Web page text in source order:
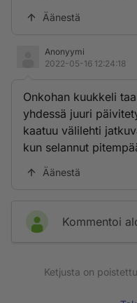
Äänestä
Anonyymi
2022-05-16 12:24:18
Onkohan kuukkeli
yhdessä juuri
kaatuu välilehti
kun selannut
Äänestä
Kommentoi
Ketjusta on poistettu